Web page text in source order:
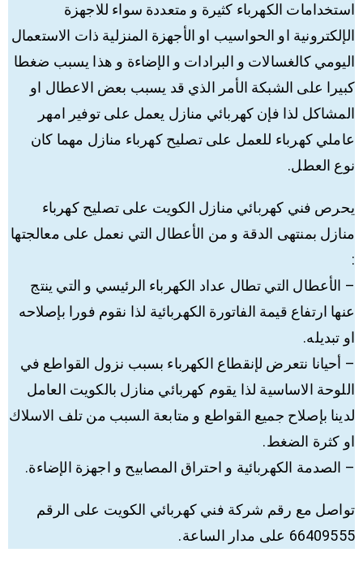
استخدامات الكهرباء كثيرة و متعددة سواء للاجهزة
الإلكترونية او الحواسيب او الأجهزة المنزلية ذات الاستعمال
اليومي كالغسالات و البرادات و الإضاءة و هذا يسبب ضغطا
كبيرا على الشبكة الأمر الذي قد يسبب بعض الاعطال او
المشاكل لذا فإن كهربائي منازل يعمل على توفير امهر
عاملي كهرباء للعمل على تصليح كهرباء منازل مهما كان
نوع العطل.
يحرص فني كهربائي منازل الكويت على تصليح كهرباء
منازل بمنتهى الدقة و من الأعطال التي نعمل على معالجتها
:
– الأعطال التي تطال عداد الكهرباء الرئيسي و التي ينتج
عنها ارتفاع قيمة الفاتورة الكهربائية لذا نقوم فورا بإصلاحه
او تبديله.
– أحيانا نتعرض لإنقطاع الكهرباء بسبب نزول القواطع في
اللوحة الاساسية لذا يقوم كهربائي منازل بالكويت العامل
لدينا بإصلاح جميع القواطع و متابعة السبب من تلف الاسلاك
او كثرة الضغط.
– الصدمة الكهربائية و احتراق المصابيح و اجهزة الإضاءة.
تواصل مع رقم شركة فني كهربائي الكويت على الرقم
66409555 على مدار الساعة.